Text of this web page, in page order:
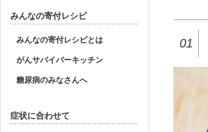
みんなの寄付レシピ
みんなの寄付レシピとは
がんサバイバーキッチン
糖尿病のみなさんへ
症状に合わせて
01